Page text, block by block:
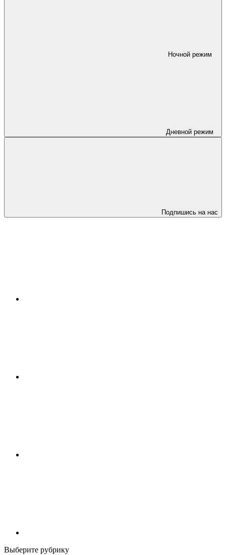
Ночной режим
Дневной режим
Подпишись на нас
Выберите рубрику